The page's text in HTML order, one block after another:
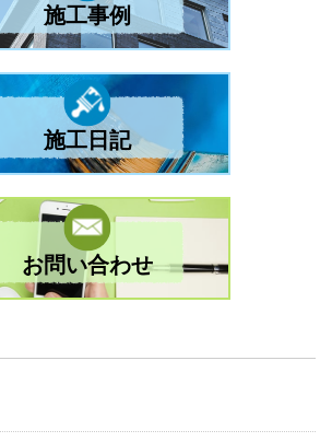
施工事例
施工日記
お問い合わせ